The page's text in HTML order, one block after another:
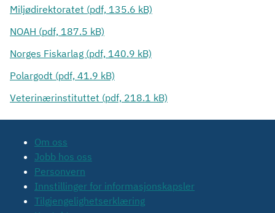
Miljødirektoratet (pdf, 135.6 kB)
NOAH (pdf, 187.5 kB)
Norges Fiskarlag (pdf, 140.9 kB)
Polargodt (pdf, 41.9 kB)
Veterinærinstituttet (pdf, 218.1 kB)
Om oss
Jobb hos oss
Personvern
Innstillinger for informasjonskapsler
Tilgjengelighetserklæring